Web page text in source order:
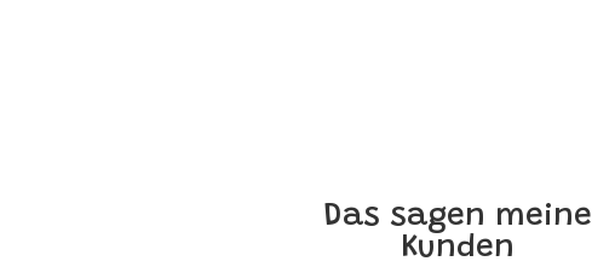
Das sagen meine
Kunden